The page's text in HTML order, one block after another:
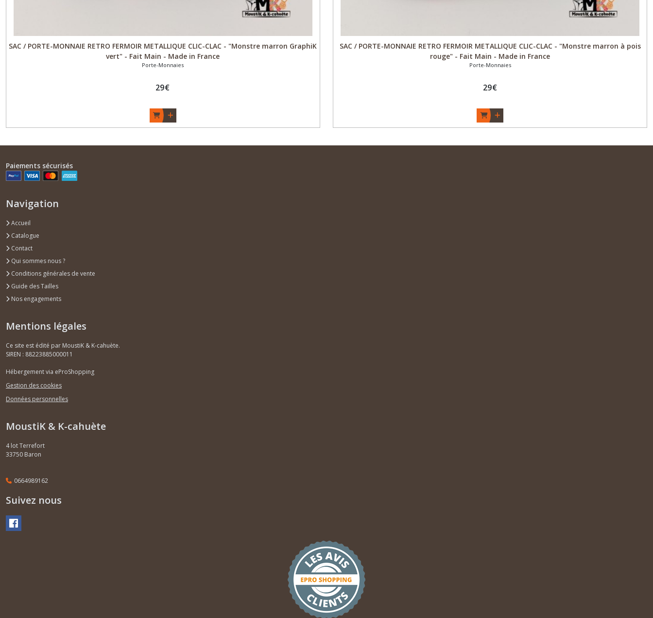
SAC / PORTE-MONNAIE RETRO FERMOIR METALLIQUE CLIC-CLAC - "Monstre marron GraphiK
vert" - Fait Main - Made in France
Porte-Monnaies
29€
SAC / PORTE-MONNAIE RETRO FERMOIR METALLIQUE CLIC-CLAC - "Monstre marron à pois
rouge" - Fait Main - Made in France
Porte-Monnaies
29€
Paiements sécurisés
Navigation
Accueil
Catalogue
Contact
Qui sommes nous ?
Conditions générales de vente
Guide des Tailles
Nos engagements
Mentions légales
Ce site est édité par MoustiK & K-cahuète.
SIREN : 88223885000011
Hébergement via eProShopping
Gestion des cookies
Données personnelles
MoustiK & K-cahuète
4 lot Terrefort
33750 Baron
0664989162
Suivez nous